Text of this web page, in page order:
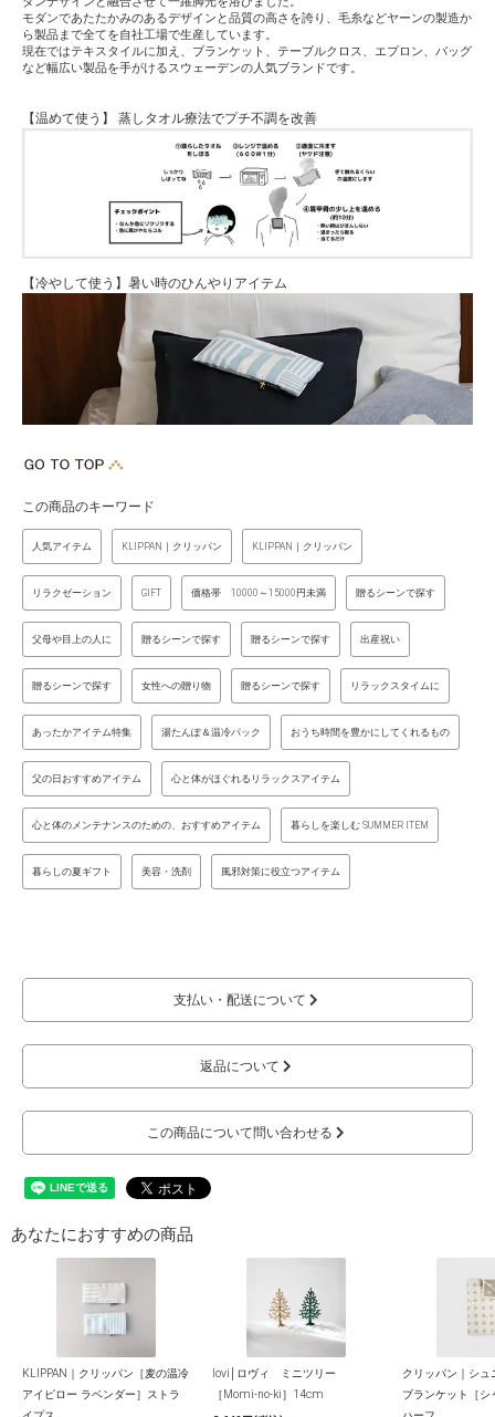
モダンであたたかみのあるデザインと品質の高さを誇り、毛糸などヤーンの製造か
ら製品まで全てを自社工場で生産しています。
現在ではテキスタイルに加え、ブランケット、テーブルクロス、エプロン、バッグ
など幅広い製品を手がけるスウェーデンの人気ブランドです。
【温めて使う】 蒸しタオル療法でプチ不調を改善
【冷やして使う】暑い時のひんやりアイテム
この商品のキーワード
人気アイテム KLIPPAN｜クリッパン KLIPPAN｜クリッパン
リラクゼーション GIFT 価格帯 10000～15000円未満 贈るシーンで探す
父母や目上の人に 贈るシーンで探す 贈るシーンで探す 出産祝い
贈るシーンで探す 女性への贈り物 贈るシーンで探す リラックスタイムに
あったかアイテム特集 湯たんぽ＆温冷パック おうち時間を豊かにしてくれるもの
父の日おすすめアイテム 心と体がほぐれるリラックスアイテム
心と体のメンテナンスのための、おすすめアイテム 暮らしを楽しむ SUMMER ITEM
暮らしの夏ギフト 美容・洗剤 風邪対策に役立つアイテム
支払い・配送について
返品について
この商品について問い合わせる
あなたにおすすめの商品
KLIPPAN｜クリッパン［麦の温冷
アイピロー ラベンダー］ストラ
lovi│ロヴィ ミニツリー
［Momi-no-ki］14cm
クリッパン｜シュ
ブランケット［シ